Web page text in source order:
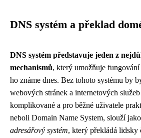
DNS systém a překlad
DNS systém představuje jeden z
mechanismů, který umožňuje
ho známe dnes. Bez tohoto systému by
webových stránek a internetových
komplikované a pro běžné uživatele
neboli Domain Name System, slouží jako
adresářový systém, který překládá lidsky